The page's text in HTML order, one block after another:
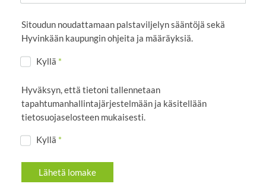
Sitoudun noudattamaan palstaviljelyn sääntöjä sekä
Hyvinkään kaupungin ohjeita ja määräyksiä.
Kyllä *
Hyväksyn, että tietoni tallennetaan
tapahtumanhallintajärjestelmään ja käsitellään
tietosuojaselosteen mukaisesti.
Kyllä *
Lähetä lomake